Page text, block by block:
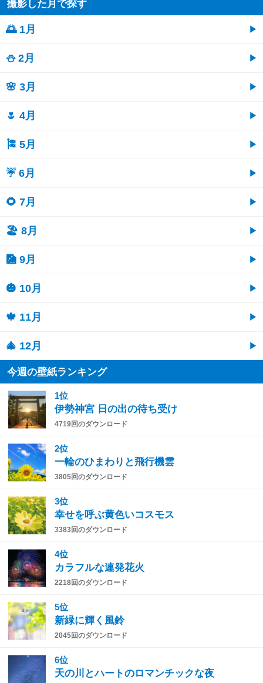
撮影した月で探す
🌅 1月
⛄ 2月
🌸 3月
🌷 4月
🎏 5月
☔ 6月
🌻 7月
🏖 8月
🎑 9月
🎃 10月
🍁 11月
🎄 12月
今週の壁紙ランキング
1位
伊勢神宮 日の出の待ち受け
4719回のダウンロード
2位
一輪のひまわりと飛行機雲
3805回のダウンロード
3位
幸せを呼ぶ黄色いコスモス
3383回のダウンロード
4位
カラフルな連発花火
2218回のダウンロード
5位
新緑に輝く風鈴
2045回のダウンロード
6位
天の川とハートのロマンチックな夜